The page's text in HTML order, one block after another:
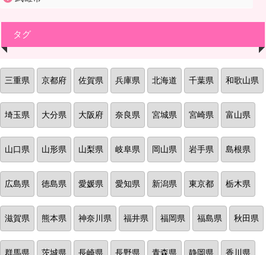
タグ
三重県 京都府 佐賀県 兵庫県 北海道 千葉県 和歌山県
埼玉県 大分県 大阪府 奈良県 宮城県 宮崎県 富山県
山口県 山形県 山梨県 岐阜県 岡山県 岩手県 島根県
広島県 徳島県 愛媛県 愛知県 新潟県 東京都 栃木県
滋賀県 熊本県 神奈川県 福井県 福岡県 福島県 秋田県
群馬県 茨城県 長崎県 長野県 青森県 静岡県 香川県